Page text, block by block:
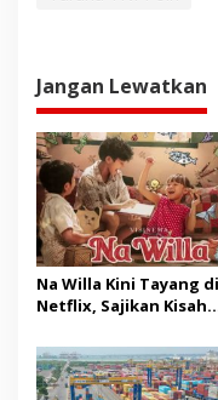
Jangan Lewatkan
Na Willa Kini Tayang di
Netflix, Sajikan Kisah